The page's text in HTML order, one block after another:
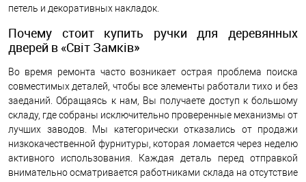
петель и декоративных накладок.
Почему стоит купить ручки для деревянных
дверей в «Світ Замків»
Во время ремонта часто возникает острая проблема поиска
совместимых деталей, чтобы все элементы работали тихо и без
заеданий. Обращаясь к нам, Вы получаете доступ к большому
складу, где собраны исключительно проверенные механизмы от
лучших заводов. Мы категорически отказались от продажи
низкокачественной фурнитуры, которая ломается через неделю
активного использования. Каждая деталь перед отправкой
внимательно осматривается работниками склада на отсутствие